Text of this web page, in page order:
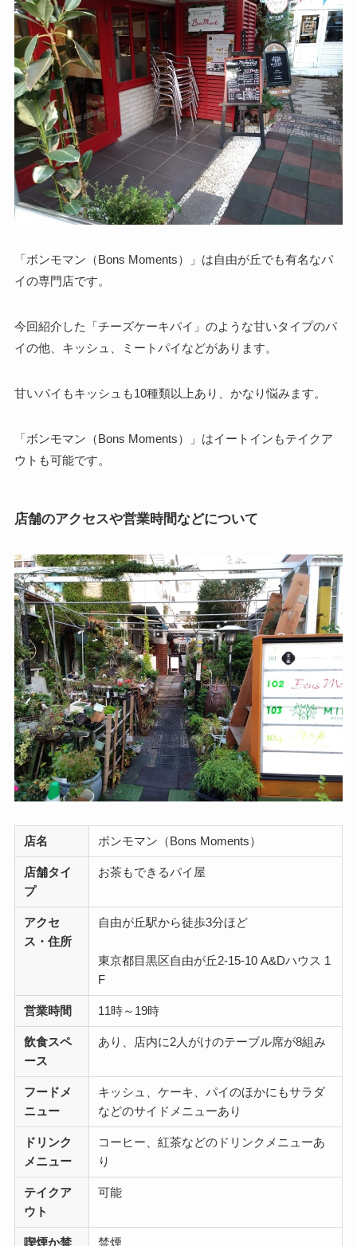
「ボンモマン（Bons Moments）」は自由が丘でも有名なパ
イの専門店です。
今回紹介した「チーズケーキパイ」のような甘いタイプのパ
イの他、キッシュ、ミートパイなどがあります。
甘いパイもキッシュも10種類以上あり、かなり悩みます。
「ボンモマン（Bons Moments）」はイートインもテイクア
ウトも可能です。
店舗のアクセスや営業時間などについて
店名 ボンモマン（Bons Moments）
店舗タイ
プ
お茶もできるパイ屋
アクセ
ス・住所
自由が丘駅から徒歩3分ほど
東京都目黒区自由が丘2-15-10 A&Dハウス 1
F
営業時間 11時～19時
飲食スペ
ース
あり、店内に2人がけのテーブル席が8組み
フードメ
ニュー
キッシュ、ケーキ、パイのほかにもサラダ
などのサイドメニューあり
ドリンク
メニュー
コーヒー、紅茶などのドリンクメニューあ
り
テイクア
ウト
可能
喫煙か禁
禁煙